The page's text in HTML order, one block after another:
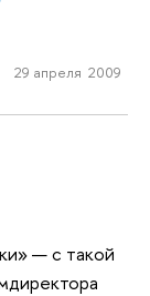
29 апреля 2009
— с такой